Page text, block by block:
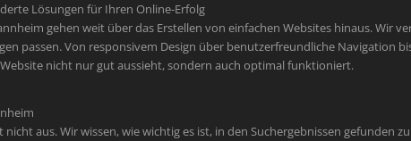
Lösungen für Ihren Online-Erfolg
gehen weit über das Erstellen von einfachen Websites hinaus. Wir
passen. Von responsivem Design über benutzerfreundliche Navigation
nicht nur gut aussieht, sondern auch optimal funktioniert.
aus. Wir wissen, wie wichtig es ist, in den Suchergebnissen gefunden